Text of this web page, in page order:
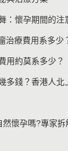
：懷孕期間的注
治療費用系多少
用約莫系多少？
多錢？香港人北
然懷孕嗎?專家